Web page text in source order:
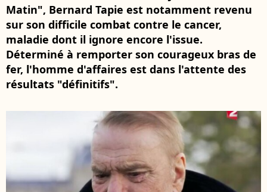
Matin", Bernard Tapie est notamment revenu
sur son difficile combat contre le cancer,
maladie dont il ignore encore l'issue.
Déterminé à remporter son courageux bras de
fer, l'homme d'affaires est dans l'attente des
résultats "définitifs".